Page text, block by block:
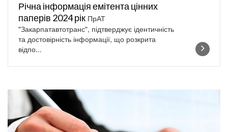
Річна інформація емітента цінних
паперів 2024 рік ПрАТ
"Закарпатавтотранс", підтверджує ідентичність
та достовірність інформації, що розкрита
відпо...